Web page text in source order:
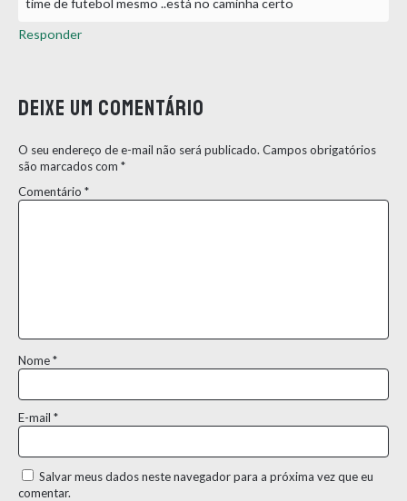
Responder
Deixe um comentário
O seu endereço de e-mail não será publicado. Campos obrigatórios
são marcados com *
Comentário *
Nome*
E-mail *
Salvar meus dados neste navegador para a próxima vez que eu
comentar.